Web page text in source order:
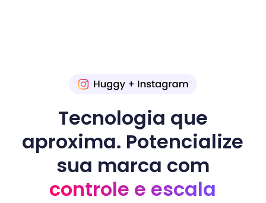
Tecnologia que
aproxima. Potencialize
sua marca com
controle e escala